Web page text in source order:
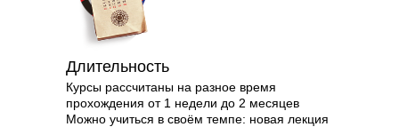
Длительность
Курсы рассчитаны на разное время
прохождения от 1 недели до 2 месяцев
Можно учиться в своём темпе: новая лекция